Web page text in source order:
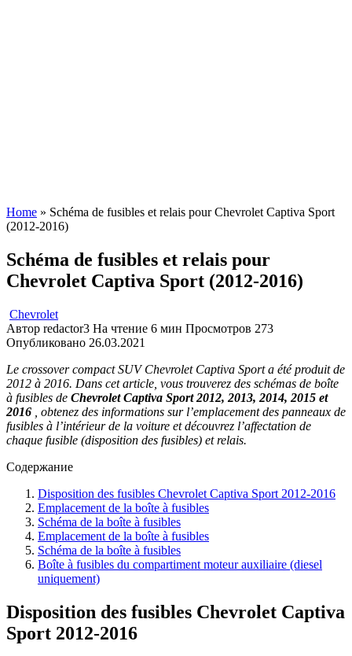
Home » Schéma de fusibles et relais pour Chevrolet Captiva Sport
(2012-2016)
Schéma de fusibles et relais pour
Chevrolet Captiva Sport (2012-2016)
Chevrolet
Автор redactor3 На чтение 6 мин Просмотров 273
Опубликовано 26.03.2021
Le crossover compact SUV Chevrolet Captiva Sport a été produit de
2012 à 2016. Dans cet article, vous trouverez des schémas de boîte
à fusibles de Chevrolet Captiva Sport 2012, 2013, 2014, 2015 et
2016 , obtenez des informations sur l’emplacement des panneaux de
fusibles à l’intérieur de la voiture et découvrez l’affectation de
chaque fusible (disposition des fusibles) et relais.
Содержание
Disposition des fusibles Chevrolet Captiva Sport 2012-2016
Emplacement de la boîte à fusibles
Schéma de la boîte à fusibles
Emplacement de la boîte à fusibles
Schéma de la boîte à fusibles
Boîte à fusibles du compartiment moteur auxiliaire (diesel
uniquement)
Disposition des fusibles Chevrolet Captiva
Sport 2012-2016